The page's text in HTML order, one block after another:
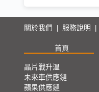
關於我們 服務說明
首頁
晶片戰升溫
未來車供應鏈
蘋果供應鏈